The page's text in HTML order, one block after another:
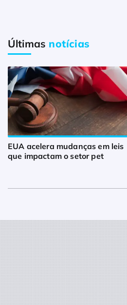
Últimas notícias
EUA acelera mudanças em leis
que impactam o setor pet